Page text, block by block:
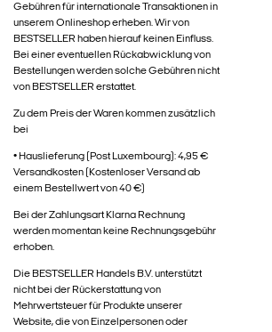
Gebühren für internationale Transaktionen in
unserem Onlineshop erheben. Wir von
BESTSELLER haben hierauf keinen Einfluss.
Bei einer eventuellen Rückabwicklung von
Bestellungen werden solche Gebühren nicht
von BESTSELLER erstattet.
Zu dem Preis der Waren kommen zusätzlich
bei
• Hauslieferung (Post Luxembourg): 4,95 €
Versandkosten (Kostenloser Versand ab
einem Bestellwert von 40 €)
Bei der Zahlungsart Klarna Rechnung
werden momentan keine Rechnungsgebühr
erhoben.
Die BESTSELLER Handels B.V. unterstützt
nicht bei der Rückerstattung von
Mehrwertsteuer für Produkte unserer
Website, die von Einzelpersonen oder